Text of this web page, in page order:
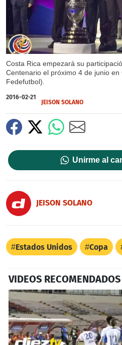
Costa Rica empezará su
Centenario el próximo 4 de junio
Fedefutbol).
2016-02-21
JEISON SOLANO
Unirme al
JEISON SOLANO
Estados Unidos Copa
VIDEOS RECOMENDADOS